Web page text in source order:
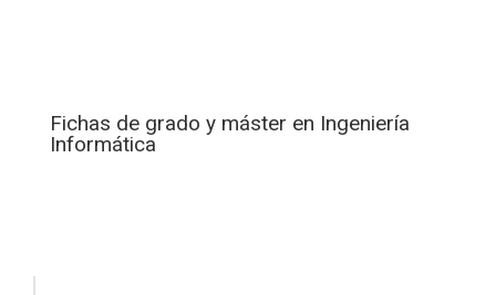
Fichas de grado y máster en Ingeniería
Informática